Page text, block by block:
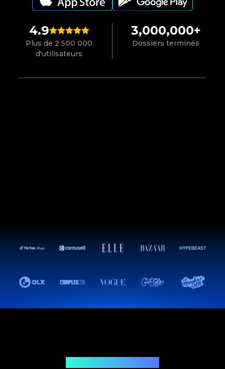
4.9
Plus de 2 500 000
d'utilisateurs
3,000,000+
Dossiers terminés